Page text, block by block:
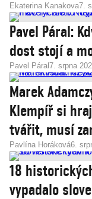
Ekaterina Kanakova7.
Pavel Páral:
dost stojí a
Pavel Páral 7. srpna
Marek
Klempíř si
tvářit, musí
Pavlína Horáková6.
18
vypadalo